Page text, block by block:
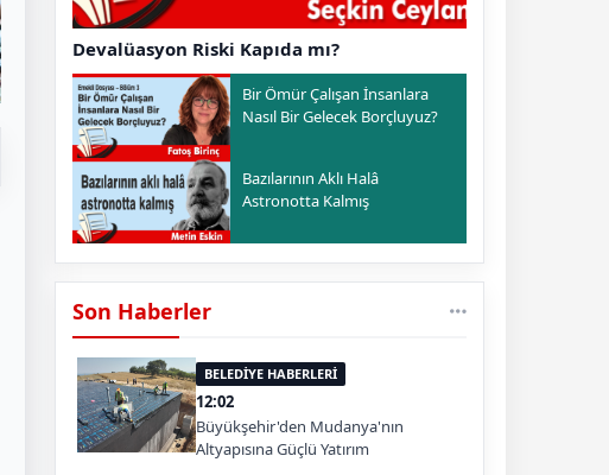
Devalüasyon Riski Kapıda mı?
Bir Ömür Çalışan İnsanlara
Nasıl Bir Gelecek Borçluyuz?
Bazılarının Aklı Halâ
Astronotta Kalmış
Son Haberler
BELEDİYE HABERLERİ
12:02
Büyükşehir'den Mudanya'nın
Altyapısına Güçlü Yatırım